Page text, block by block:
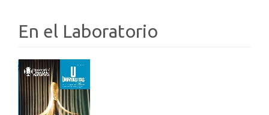
En el Laboratorio
Article
Sidebar